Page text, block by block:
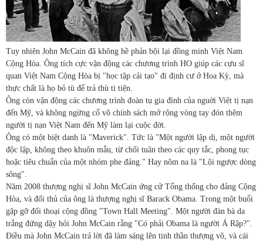
Tuy nhiên John McCain đã không hề phản bội lại đồng minh Việt Nam
Cộng Hòa. Ông tích cực vận động các chương trình HO giúp các cựu sĩ
quan Việt Nam Cộng Hòa bị "học tập cải tạo" đi định cư ở Hoa Kỳ, mà
thực chất là họ bỏ tù để trả thù ti tiện.
Ông còn vận động các chương trình đoàn tụ gia đình của nguời Việt tị nạn
đến Mỹ, và không ngừng cổ võ chính sách mở rộng vòng tay đón thêm
người tị nạn Việt Nam đến Mỹ làm lại cuộc đời.
Ông có một biệt danh là "Maverick". Tức là "Một người lập dị, một người
độc lập, không theo khuôn mẫu, từ chối tuân theo các quy tắc, phong tục
hoặc tiêu chuẩn của một nhóm phe đảng." Hay nôm na là "Lội ngược dòng
sông".
Năm 2008 thượng nghị sĩ John McCain ứng cử Tổng thống cho đảng Cộng
Hòa, và đối thủ của ông là thượng nghị sĩ Barack Obama. Trong một buổi
gặp gỡ đối thoại cộng đồng "Town Hall Meeting". Một người đàn bà da
trắng đứng dậy hỏi John McCain rằng "Có phải Obama là người Á Rập?".
Điều mà John McCain trả lời đã làm sáng lên tinh thần thượng võ, và cái